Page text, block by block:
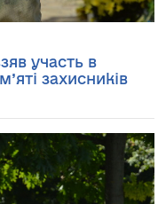
участь в
захисників